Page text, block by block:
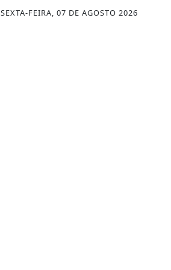
SEXTA-FEIRA, 07 DE AGOSTO 2026